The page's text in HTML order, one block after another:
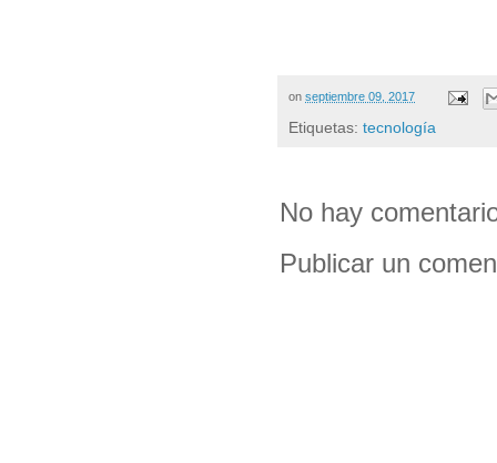
on septiembre 09, 2017
Etiquetas: tecnología
No hay
Publicar un